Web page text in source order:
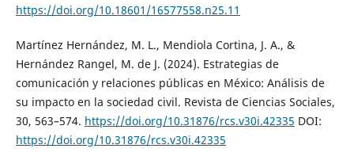
https://doi.org/10.18601/16577558.n25.11
Martínez Hernández, M. L., Mendiola Cortina, J. A., &
Hernández Rangel, M. de J. (2024). Estrategias de
comunicación y relaciones públicas en México: Análisis de
su impacto en la sociedad civil. Revista de Ciencias Sociales,
30, 563–574. https://doi.org/10.31876/rcs.v30i.42335 DOI:
https://doi.org/10.31876/rcs.v30i.42335